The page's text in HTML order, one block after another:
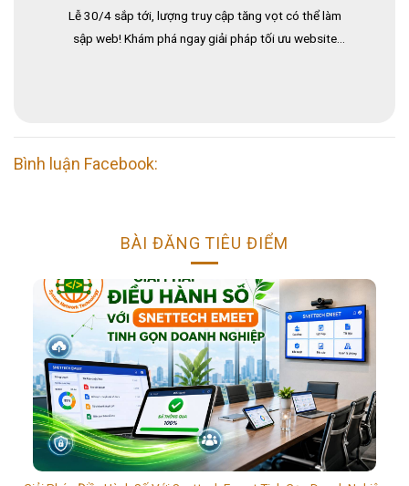
lượng truy cập tăng vọt có thể làm
phá ngay giải pháp tối ưu website
Khám phá ngay bí quyết thiết
2026 giúp doanh nghiệp bứt
Bình luận Facebook:
BÀI ĐĂNG TIÊU ĐIỂM